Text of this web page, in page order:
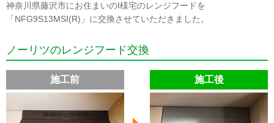
神奈川県藤沢市にお住まいのI様宅のレンジフードを
「NFG9S13MSI(R)」に交換させていただきました。
ノーリツのレンジフード交換
施工前 施工後